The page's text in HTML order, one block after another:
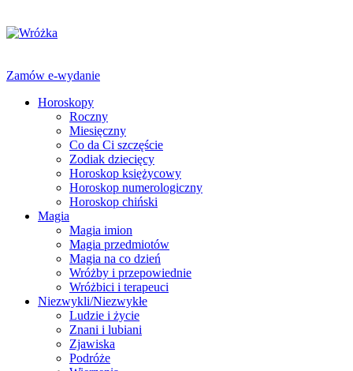
Zamów e-wydanie
Horoskopy
Roczny
Miesięczny
Co da Ci szczęście
Zodiak dziecięcy
Horoskop księżycowy
Horoskop numerologiczny
Horoskop chiński
Magia
Magia imion
Magia przedmiotów
Magia na co dzień
Wróżby i przepowiednie
Wróżbici i terapeuci
Niezwykli/Niezwykłe
Ludzie i życie
Znani i lubiani
Zjawiska
Podróże